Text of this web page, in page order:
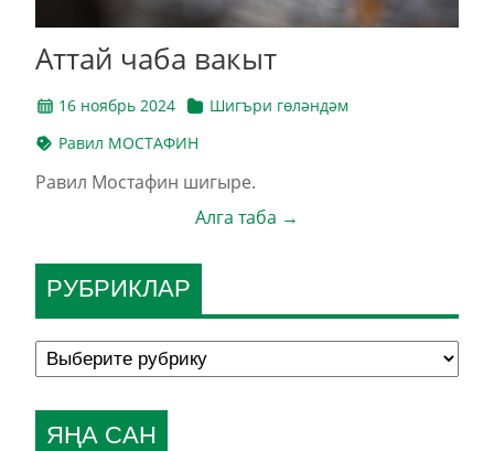
Аттай чаба вакыт
16 ноябрь 2024
Шигъри гөләндәм
Равил МОСТАФИН
Равил Мостафин шигыре.
Алга таба →
РУБРИКЛАР
ЯҢА САН